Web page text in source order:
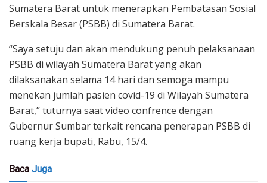
Sumatera Barat untuk menerapkan Pembatasan Sosial
Berskala Besar (PSBB) di Sumatera Barat.
“Saya setuju dan akan mendukung penuh pelaksanaan
PSBB di wilayah Sumatera Barat yang akan
dilaksanakan selama 14 hari dan semoga mampu
menekan jumlah pasien covid-19 di Wilayah Sumatera
Barat,” tuturnya saat video confrence dengan
Gubernur Sumbar terkait rencana penerapan PSBB di
ruang kerja bupati, Rabu, 15/4.
Baca Juga